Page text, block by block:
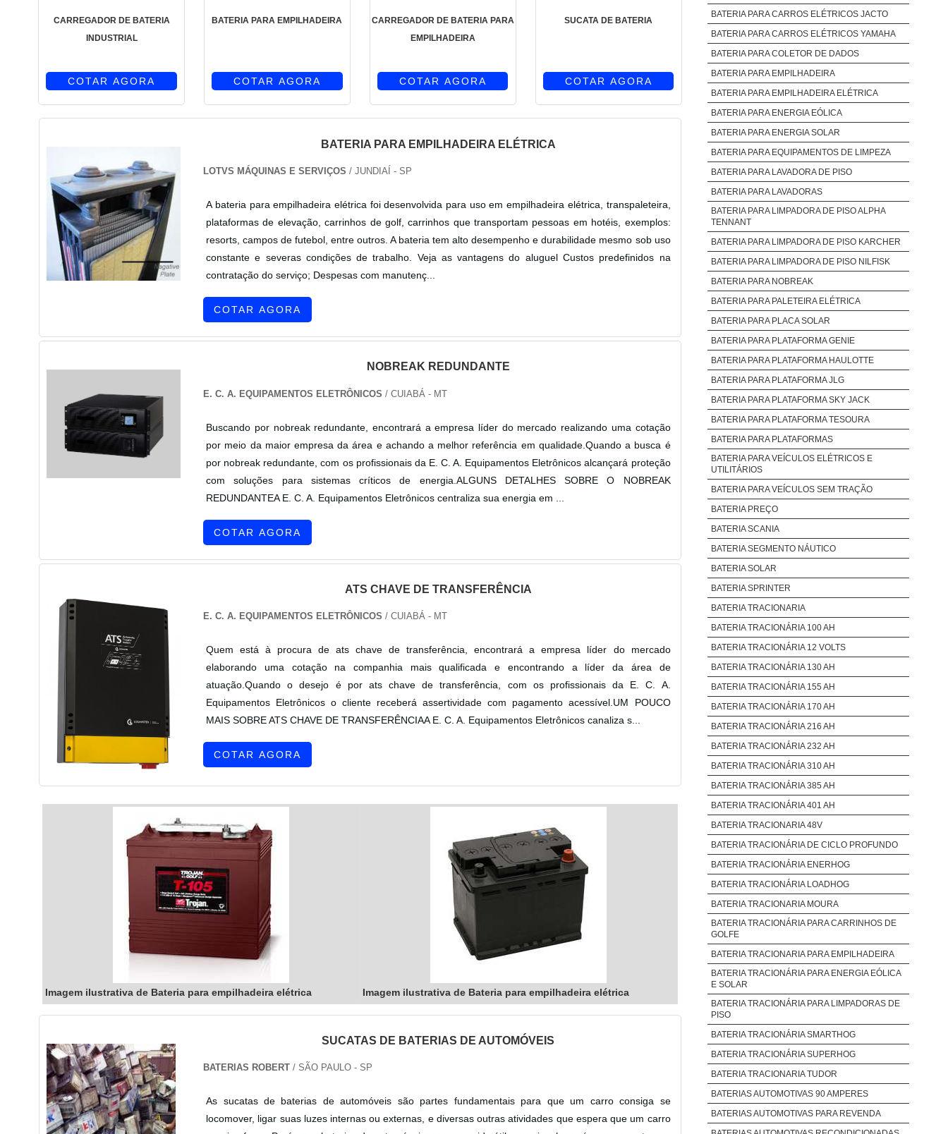
CARREGADOR DE BATERIA
INDUSTRIAL
COTAR AGORA
BATERIA PARA EMPILHADEIRA
COTAR AGORA
CARREGADOR DE BATERIA PARA
EMPILHADEIRA
COTAR AGORA
SUCATA DE BATERIA
COTAR AGORA
BATERIA PARA EMPILHADEIRA ELÉTRICA
LOTVS MÁQUINAS E SERVIÇOS/ JUNDIAÍ - SP
A bateria para empilhadeira elétrica foi desenvolvida para uso em empilhadeira elétrica, transpaleteira,
plataformas de elevação, carrinhos de golf, carrinhos que transportam pessoas em hotéis, exemplos:
resorts, campos de futebol, entre outros. A bateria tem alto desempenho e durabilidade mesmo sob uso
constante e severas condições de trabalho. Veja as vantagens do aluguel Custos predefinidos na
contratação do serviço; Despesas com manutenç...
COTAR AGORA
NOBREAK REDUNDANTE
E. C. A. EQUIPAMENTOS ELETRÔNICOS/ CUIABÁ - MT
Buscando por nobreak redundante, encontrará a empresa líder do mercado realizando uma cotação
por meio da maior empresa da área e achando a melhor referência em qualidade.Quando a busca é
por nobreak redundante, com os profissionais da E. C. A. Equipamentos Eletrônicos alcançará proteção
com soluções para sistemas críticos de energia.ALGUNS DETALHES SOBRE O NOBREAK
REDUNDANTEA E. C. A. Equipamentos Eletrônicos centraliza sua energia em ...
COTAR AGORA
ATS CHAVE DE TRANSFERÊNCIA
E. C. A. EQUIPAMENTOS ELETRÔNICOS/ CUIABÁ - MT
Quem está à procura de ats chave de transferência, encontrará a empresa líder do mercado
elaborando uma cotação na companhia mais qualificada e encontrando a líder da área de
atuação.Quando o desejo é por ats chave de transferência, com os profissionais da E. C. A.
Equipamentos Eletrônicos o cliente receberá assertividade com pagamento acessível.UM POUCO
MAIS SOBRE ATS CHAVE DE TRANSFERÊNCIAA E. C. A. Equipamentos Eletrônicos canaliza s...
COTAR AGORA
Imagem ilustrativa de Bateria para empilhadeira elétrica Imagem ilustrativa de Bateria para empilhadeira elétrica
SUCATAS DE BATERIAS DE AUTOMÓVEIS
BATERIAS ROBERT / SÃO PAULO - SP
As sucatas de baterias de automóveis são partes fundamentais para que um carro consiga se
locomover, ligar suas luzes internas ou externas, e diversas outras atividades que espera que um carro
BATERIA PARA CARROS ELÉTRICOS JACTO
BATERIA PARA CARROS ELÉTRICOS YAMAHA
BATERIA PARA COLETOR DE DADOS
BATERIA PARA EMPILHADEIRA
BATERIA PARA EMPILHADEIRA ELÉTRICA
BATERIA PARA ENERGIA EÓLICA
BATERIA PARA ENERGIA SOLAR
BATERIA PARA EQUIPAMENTOS DE LIMPEZA
BATERIA PARA LAVADORA DE PISO
BATERIA PARA LAVADORAS
BATERIA PARA LIMPADORA DE PISO ALPHA
TENNANT
BATERIA PARA LIMPADORA DE PISO KARCHER
BATERIA PARA LIMPADORA DE PISO NILFISK
BATERIA PARA NOBREAK
BATERIA PARA PALETEIRA ELÉTRICA
BATERIA PARA PLACA SOLAR
BATERIA PARA PLATAFORMA GENIE
BATERIA PARA PLATAFORMA HAULOTTE
BATERIA PARA PLATAFORMA JLG
BATERIA PARA PLATAFORMA SKY JACK
BATERIA PARA PLATAFORMA TESOURA
BATERIA PARA PLATAFORMAS
BATERIA PARA VEÍCULOS ELÉTRICOS E
UTILITÁRIOS
BATERIA PARA VEÍCULOS SEM TRAÇÃO
BATERIA PREÇO
BATERIA SCANIA
BATERIA SEGMENTO NÁUTICO
BATERIA SOLAR
BATERIA SPRINTER
BATERIA TRACIONARIA
BATERIA TRACIONÁRIA 100 AH
BATERIA TRACIONÁRIA 12 VOLTS
BATERIA TRACIONÁRIA 130 AH
BATERIA TRACIONÁRIA 155 AH
BATERIA TRACIONÁRIA 170 AH
BATERIA TRACIONÁRIA 216 AH
BATERIA TRACIONÁRIA 232 AH
BATERIA TRACIONÁRIA 310 AH
BATERIA TRACIONÁRIA 385 AH
BATERIA TRACIONÁRIA 401 AH
BATERIA TRACIONARIA 48V
BATERIA TRACIONÁRIA DE CICLO PROFUNDO
BATERIA TRACIONÁRIA ENERHOG
BATERIA TRACIONÁRIA LOADHOG
BATERIA TRACIONARIA MOURA
BATERIA TRACIONÁRIA PARA CARRINHOS DE
GOLFE
BATERIA TRACIONARIA PARA EMPILHADEIRA
BATERIA TRACIONÁRIA PARA ENERGIA EÓLICA
E SOLAR
BATERIA TRACIONÁRIA PARA LIMPADORAS DE
PISO
BATERIA TRACIONÁRIA SMARTHOG
BATERIA TRACIONÁRIA SUPERHOG
BATERIA TRACIONARIA TUDOR
BATERIAS AUTOMOTIVAS 90 AMPERES
BATERIAS AUTOMOTIVAS PARA REVENDA